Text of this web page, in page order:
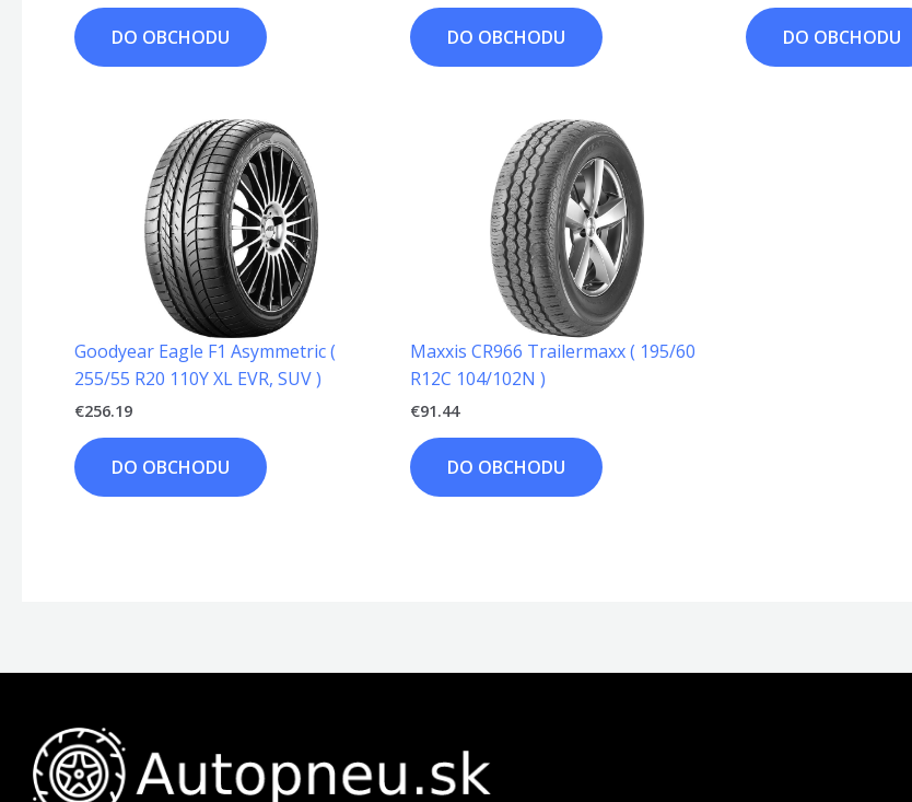
DO OBCHODU DO OBCHODU DO OBCHODU
Goodyear Eagle F1 Asymmetric (
255/55 R20 110Y XL EVR, SUV )
€256.19
DO OBCHODU
Maxxis CR966 Trailermaxx ( 195/60
R12C 104/102N )
€91.44
DO OBCHODU